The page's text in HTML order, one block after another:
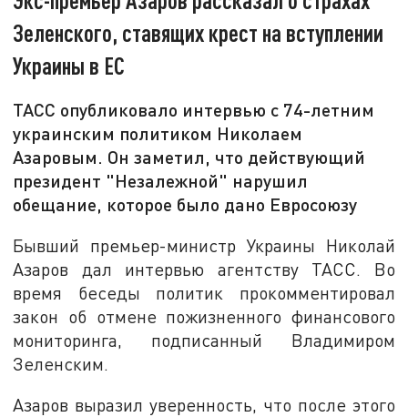
Зеленского, ставящих крест на вступлении
Украины в ЕС
ТАСС опубликовало интервью с 74-летним
украинским политиком Николаем
Азаровым. Он заметил, что действующий
президент "Незалежной" нарушил
обещание, которое было дано Евросоюзу
Бывший премьер-министр Украины Николай
Азаров дал интервью агентству ТАСС. Во
время беседы политик прокомментировал
закон об отмене пожизненного финансового
мониторинга, подписанный Владимиром
Зеленским.
Азаров выразил уверенность, что после этого